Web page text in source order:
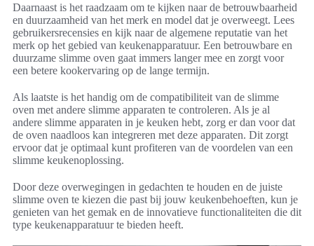
Daarnaast is het raadzaam om te kijken naar de betrouwbaarheid
en duurzaamheid van het merk en model dat je overweegt. Lees
gebruikersrecensies en kijk naar de algemene reputatie van het
merk op het gebied van keukenapparatuur. Een betrouwbare en
duurzame slimme oven gaat immers langer mee en zorgt voor
een betere kookervaring op de lange termijn.
Als laatste is het handig om de compatibiliteit van de slimme
oven met andere slimme apparaten te controleren. Als je al
andere slimme apparaten in je keuken hebt, zorg er dan voor dat
de oven naadloos kan integreren met deze apparaten. Dit zorgt
ervoor dat je optimaal kunt profiteren van de voordelen van een
slimme keukenoplossing.
Door deze overwegingen in gedachten te houden en de juiste
slimme oven te kiezen die past bij jouw keukenbehoeften, kun je
genieten van het gemak en de innovatieve functionaliteiten die dit
type keukenapparatuur te bieden heeft.